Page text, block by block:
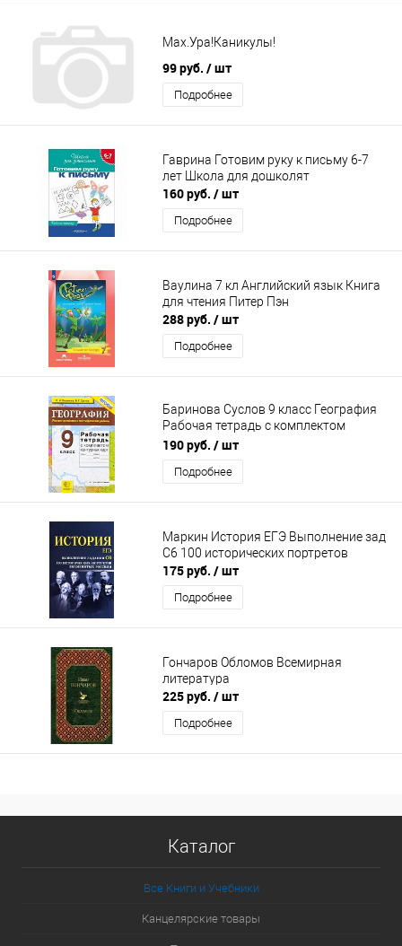
Мах.Ура!Каникулы!
99 руб. / шт
Подробнее
Гаврина Готовим руку к письму 6-7
лет Школа для дошколят
160 руб. / шт
Подробнее
Ваулина 7 кл Английский язык Книга
для чтения Питер Пэн
288 руб. / шт
Подробнее
Баринова Суслов 9 класс География
Рабочая тетрадь с комплектом
контурных карт
190 руб. / шт
Подробнее
Маркин История ЕГЭ Выполнение зад
С6 100 исторических портретов
175 руб. / шт
Подробнее
Гончаров Обломов Всемирная
литература
225 руб. / шт
Подробнее
Каталог
Все Книги и Учебники
Канцелярские товары